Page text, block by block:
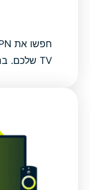
TV שלכם. בחרו ו